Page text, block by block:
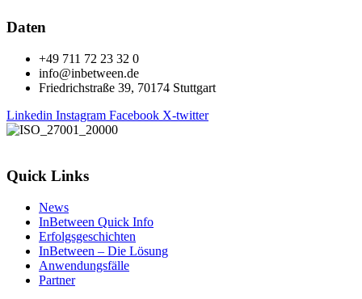
Daten
+49 711 72 23 32 0
info@inbetween.de
Friedrichstraße 39, 70174 Stuttgart
Linkedin Instagram Facebook X-twitter
Quick Links
News
InBetween Quick Info
Erfolgsgeschichten
InBetween – Die Lösung
Anwendungsfälle
Partner